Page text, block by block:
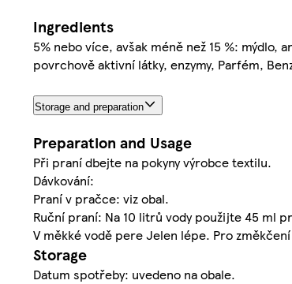
Ingredients
5% nebo více, avšak méně než 15 %:
povrchově aktivní látky, enzymy, Parfém,
Storage and preparation
Preparation and Usage
Při praní dbejte na pokyny výrobce textilu.
Dávkování:
Praní v pračce: viz obal.
Ruční praní: Na 10 litrů vody použijte 45 ml
V měkké vodě pere Jelen lépe. Pro
Storage
Datum spotřeby: uvedeno na obale.